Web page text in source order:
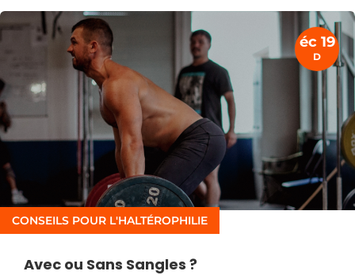
Avec ou Sans Sangles ?
CONSEILS POUR L'HALTÉROPHILIE
éc 19
D